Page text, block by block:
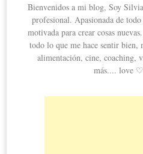
Bienvenidos a mi blog, Soy
profesional. Apasionada de
motivada para crear cosas
todo lo que me hace sentir bien,
alimentación, cine, coaching,
más.... love